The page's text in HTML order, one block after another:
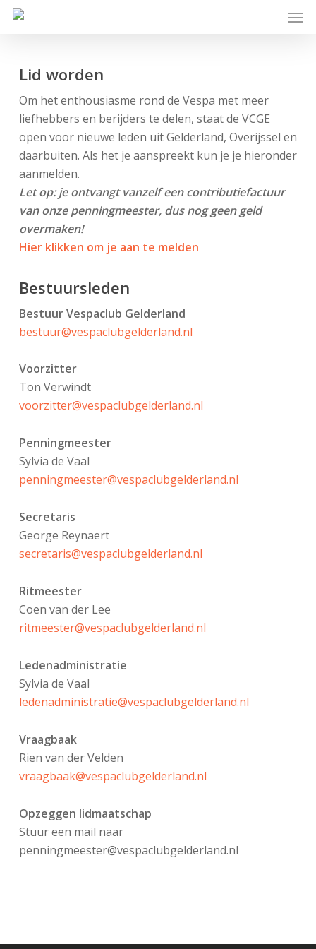
Skip
Lid worden
Om het enthousiasme rond de Vespa met meer
liefhebbers en berijders te delen, staat de VCGE
open voor nieuwe leden uit Gelderland, Overijssel en
daarbuiten. Als het je aanspreekt kun je je hieronder
aanmelden.
Let op: je ontvangt vanzelf een contributiefactuur
van onze penningmeester, dus nog geen geld
overmaken!
Hier klikken om je aan te melden
Bestuursleden
Bestuur Vespaclub Gelderland
bestuur@vespaclubgelderland.nl
Voorzitter
Ton Verwindt
voorzitter@vespaclubgelderland.nl
Penningmeester
Sylvia de Vaal
penningmeester@vespaclubgelderland.nl
Secretaris
George Reynaert
secretaris@vespaclubgelderland.nl
Ritmeester
Coen van der Lee
ritmeester@vespaclubgelderland.nl
Ledenadministratie
Sylvia de Vaal
ledenadministratie@vespaclubgelderland.nl
Vraagbaak
Rien van der Velden
vraagbaak@vespaclubgelderland.nl
Opzeggen lidmaatschap
Stuur een mail naar
penningmeester@vespaclubgelderland.nl